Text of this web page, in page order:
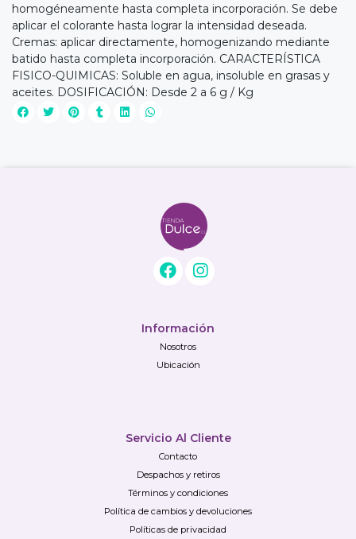
homogéneamente hasta completa incorporación. Se debe
aplicar el colorante hasta lograr la intensidad deseada.
Cremas: aplicar directamente, homogenizando mediante
batido hasta completa incorporación. CARACTERÍSTICA
FISICO-QUIMICAS: Soluble en agua, insoluble en grasas y
aceites. DOSIFICACIÓN: Desde 2 a 6 g / Kg
Información
Nosotros
Ubicación
Servicio Al Cliente
Contacto
Despachos y retiros
Términos y condiciones
Política de cambios y devoluciones
Políticas de privacidad